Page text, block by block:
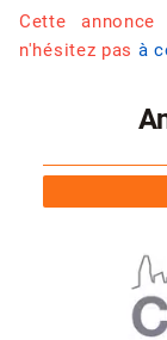
Cette
n'hésitez pas à